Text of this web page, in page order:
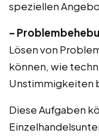
speziellen
–
Lösen von
können, wie
Unstimmigkeiten
Diese Aufgaben